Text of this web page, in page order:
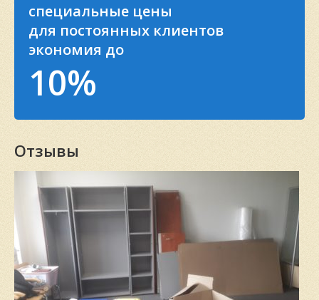
специальные цены
для постоянных клиентов
экономия до
10%
Отзывы